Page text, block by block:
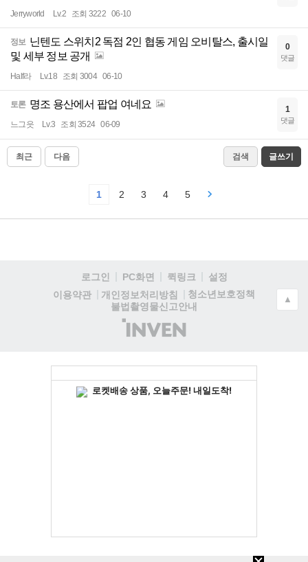
Jerryworld Lv.2 조회 3222 06-10
정보 닌텐도 스위치2 독점 2인 협동 게임 오비탈스, 출시일
및 세부 정보 공개
Half라 Lv.18 조회 3004 06-10
0
댓글
토론 명조 용산에서 팝업 여네요
느그읏 Lv.3 조회 3524 06-09
1
댓글
최근 다음 검색 글쓰기
1 2 3 4 5
로그인 PC화면 퀵링크
설정
이용약관
개인정보처리방침
청소년보호정책
불법촬영물신고안내
(주)
인
▲